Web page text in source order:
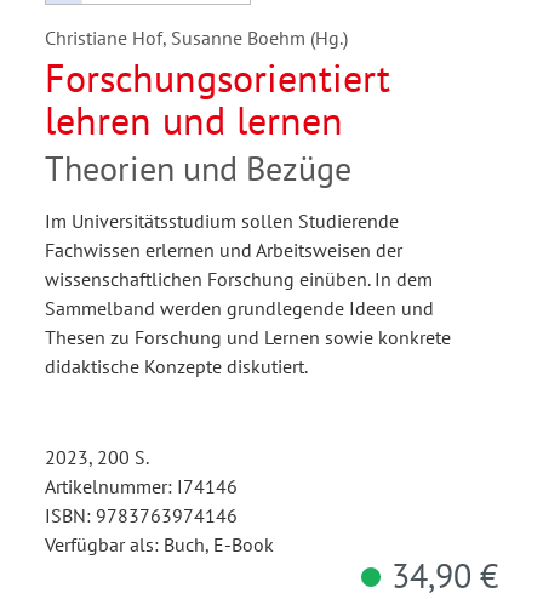
Christiane Hof, Susanne Boehm (Hg.)
Forschungsorientiert
lehren und lernen
Theorien und Bezüge
Im Universitätsstudium sollen Studierende
Fachwissen erlernen und Arbeitsweisen der
wissenschaftlichen Forschung einüben. In dem
Sammelband werden grundlegende Ideen und
Thesen zu Forschung und Lernen sowie konkrete
didaktische Konzepte diskutiert.
2023, 200 S.
Artikelnummer: I74146
ISBN: 9783763974146
Verfügbar als: Buch, E-Book
34,90 €